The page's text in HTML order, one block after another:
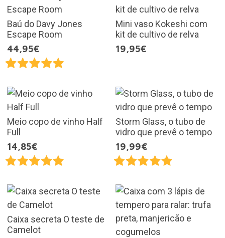
Baú do Davy Jones
Escape Room
44,95€
Mini vaso Kokeshi com
kit de cultivo de relva
19,95€
Meio copo de vinho Half
Full
14,85€
Storm Glass, o tubo de
vidro que prevê o tempo
19,99€
Caixa secreta O teste de
Camelot